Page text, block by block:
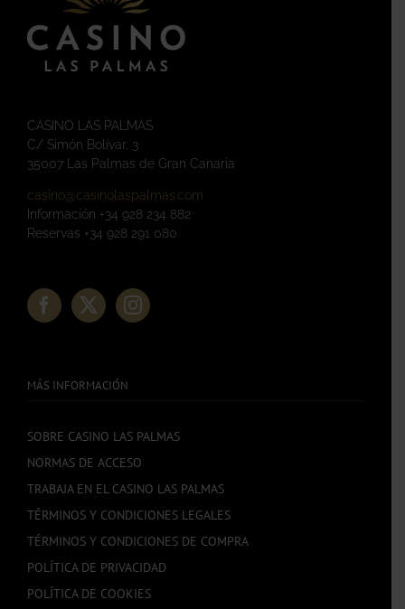
CASINO LAS PALMAS
C/ Simón Bolívar, 3
35007 Las Palmas de Gran Canaria
casino@casinolaspalmas.com
Información +34 928 234 882
Reservas +34 928 291 080
MÁS INFORMACIÓN
SOBRE CASINO LAS PALMAS
NORMAS DE ACCESO
TRABAJA EN EL CASINO LAS PALMAS
TÉRMINOS Y CONDICIONES LEGALES
TÉRMINOS Y CONDICIONES DE COMPRA
POLÍTICA DE PRIVACIDAD
POLÍTICA DE COOKIES